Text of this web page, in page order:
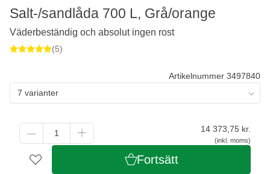
Artikelnummer 3497840
7 varianter
14 373,75 kr.
(inkl. moms)
Fortsätt
Salt-/sandlåda 700 L, Grå/orange
Väderbeständig och absolut ingen rost
(5)